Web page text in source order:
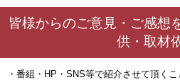
皆様からのご意見・ご感想
供・取材
・番組・HP・SNS等で紹介させて頂く